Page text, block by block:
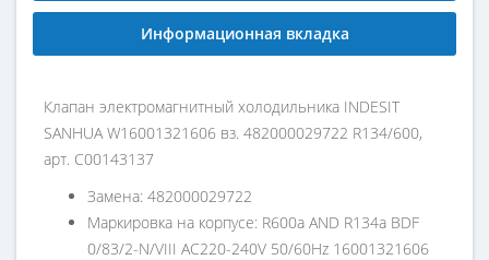
Информационная вкладка
Клапан электромагнитный холодильника INDESIT
SANHUA W16001321606 вз. 482000029722 R134/600,
арт. C00143137
Замена: 482000029722
Маркировка на корпусе: R600a AND R134a BDF
0/83/2-N/VIII AC220-240V 50/60Hz 16001321606